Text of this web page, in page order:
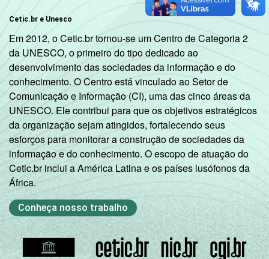
Cetic.br e Unesco
Em 2012, o Cetic.br tornou-se um Centro de Categoria 2
da UNESCO, o primeiro do tipo dedicado ao
desenvolvimento das sociedades da informação e do
conhecimento. O Centro está vinculado ao Setor de
Comunicação e Informação (CI), uma das cinco áreas da
UNESCO. Ele contribui para que os objetivos estratégicos
da organização sejam atingidos, fortalecendo seus
esforços para monitorar a construção de sociedades da
informação e do conhecimento. O escopo de atuação do
Cetic.br inclui a América Latina e os países lusófonos da
África.
Conheça nosso trabalho